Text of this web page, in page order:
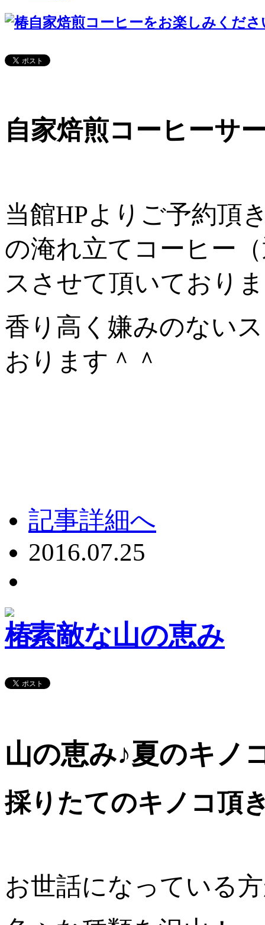
自家焙煎コーヒーをお楽しみくださ
自家焙煎コーヒーサ
当館HPよりご予約頂
の淹れ立てコーヒー
スさせて頂いており
香り高く嫌みのない
おります＾＾
記事詳細へ
2016.07.25
素敵な山の恵み
山の恵み♪夏のキノ
採りたてのキノコ頂
お世話になっている